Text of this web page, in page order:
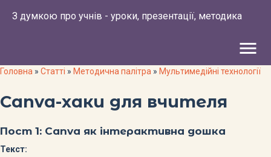
З думкою про учнів - уроки, презентації, методика
menu
Головна » Статті » Методична палітра » Мультимедійні технології
Canva-хаки для вчителя
Пост 1: Canva як інтерактивна дошка
Текст: